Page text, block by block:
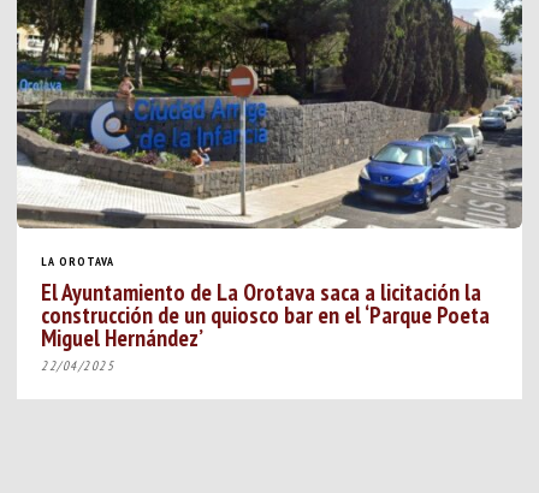
LA OROTAVA
El Ayuntamiento de La Orotava saca a licitación la
construcción de un quiosco bar en el ‘Parque Poeta
Miguel Hernández’
22/04/2025